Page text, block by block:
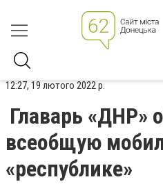
12:27, 19 лютого 2022 р.
Главарь «ДНР»
всеобщую
«республике»